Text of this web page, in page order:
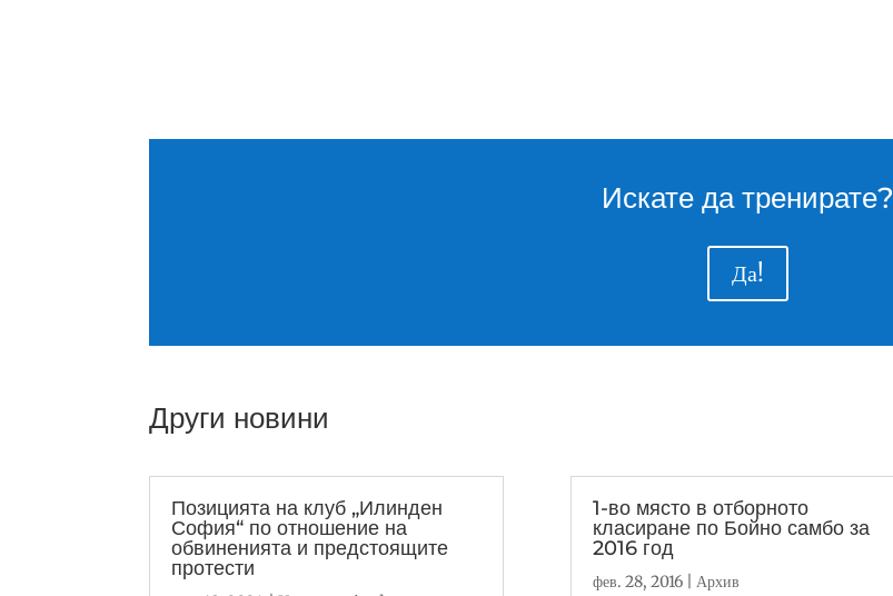
Искате да тренирате?
Да!
Други новини
Позицията на клуб „Илинден
София“ по отношение на
обвиненията и предстоящите
протести
1-во място в отборното
класиране по Бойно самбо за
2016 год
фев. 28, 2016| Архив